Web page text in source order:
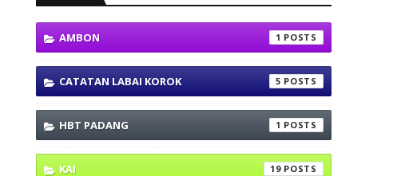
AMBON 1
CATATAN LABAI KOROK 5
HBT PADANG 1
KAI 19